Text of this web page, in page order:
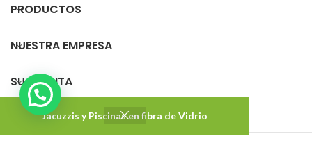
Jacuzzis y Piscinas en fibra de Vidrio
PRODUCTOS
NUESTRA EMPRESA
SU CUENTA